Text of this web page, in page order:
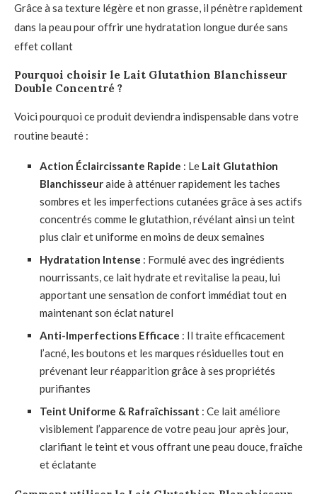
Grâce à sa texture légère et non grasse, il pénètre rapidement
dans la peau pour offrir une hydratation longue durée sans
effet collant
Pourquoi choisir le Lait Glutathion Blanchisseur
Double Concentré ?
Voici pourquoi ce produit deviendra indispensable dans votre
routine beauté :
Action Éclaircissante Rapide : Le Lait Glutathion
Blanchisseuraide à atténuer rapidement les taches
sombres et les imperfections cutanées grâce à ses actifs
concentrés comme le glutathion, révélant ainsi un teint
plus clair et uniforme en moins de deux semaines
Hydratation Intense : Formulé avec des ingrédients
nourrissants, ce lait hydrate et revitalise la peau, lui
apportant une sensation de confort immédiat tout en
maintenant son éclat naturel
Anti-Imperfections Efficace : Il traite efficacement
l’acné, les boutons et les marques résiduelles tout en
prévenant leur réapparition grâce à ses propriétés
purifiantes
Teint Uniforme & Rafraîchissant : Ce lait améliore
visiblement l’apparence de votre peau jour après jour,
clarifiant le teint et vous offrant une peau douce, fraîche
et éclatante